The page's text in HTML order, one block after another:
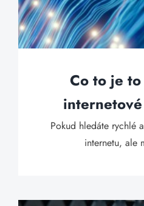
Co to je
Pokud hledáte rychlé
internetu, ale